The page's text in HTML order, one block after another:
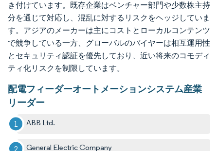
き付けています。既存企業はベンチャー部門や少数株主持
分を通じて対応し、混乱に対するリスクをヘッジしていま
す。アジアのメーカーは主にコストとローカルコンテンツ
で競争している一方、グローバルのバイヤーは相互運用性
とセキュリティ認証を優先しており、近い将来のコモディ
ティ化リスクを制限しています。
配電フィーダーオートメーションシステム産業
リーダー
ABB Ltd.
General Electric Company